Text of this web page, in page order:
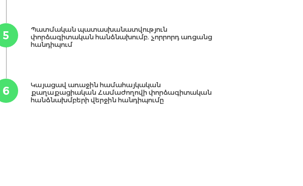
5
Պատմական պատասխանատվություն
փորձագիտական հանձնախումբ. չորրորդ առցանց
հանդիպում
6
Կայացավ առաջին համահայկական
քաղաքացիական Համաժողովի փորձագիտական
հանձնախմբերի վերջին հանդիպումը